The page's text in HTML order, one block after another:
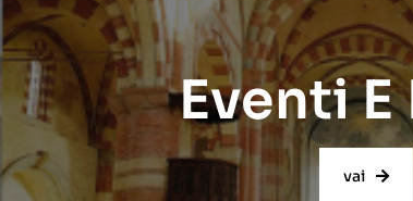
Eventi E
vai